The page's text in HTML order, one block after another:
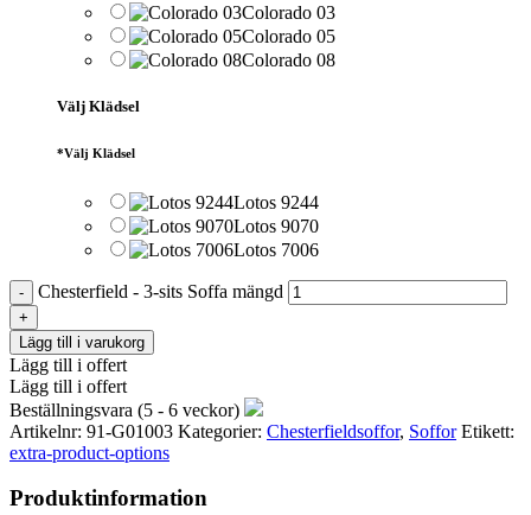
Colorado 03
Colorado 05
Colorado 08
Välj Klädsel
*Välj Klädsel
Lotos 9244
Lotos 9070
Lotos 7006
Chesterfield - 3-sits Soffa mängd
Lägg till i varukorg
Lägg till i offert
Lägg till i offert
Beställningsvara (5 - 6 veckor)
Artikelnr: 91-G01003 Kategorier: Chesterfieldsoffor, Soffor Etikett:
extra-product-options
Produktinformation